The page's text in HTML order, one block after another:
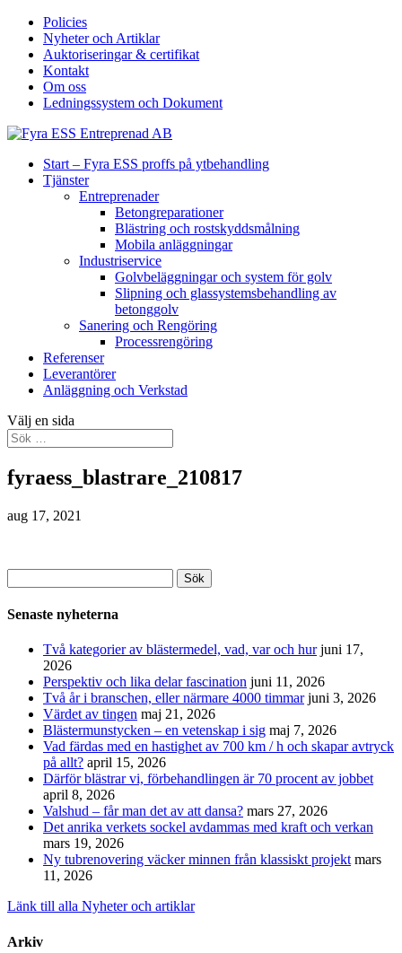
Policies
Nyheter och Artiklar
Auktoriseringar & certifikat
Kontakt
Om oss
Ledningssystem och Dokument
Start – Fyra ESS proffs på ytbehandling
Tjänster
Entreprenader
Betongreparationer
Blästring och rostskyddsmålning
Mobila anläggningar
Industriservice
Golvbeläggningar och system för golv
Slipning och glassystemsbehandling av
betonggolv
Sanering och Rengöring
Processrengöring
Referenser
Leverantörer
Anläggning och Verkstad
Välj en sida
fyraess_blastrare_210817
aug 17, 2021
efter:
Senaste nyheterna
Två kategorier av blästermedel, vad, var och hur juni 17,
2026
Perspektiv och lika delar fascination juni 11, 2026
Två år i branschen, eller närmare 4000 timmar juni 3, 2026
Värdet av tingen maj 21, 2026
Blästermunstycken – en vetenskap i sig maj 7, 2026
Vad färdas med en hastighet av 700 km / h och skapar avtryck
på allt? april 15, 2026
Därför blästrar vi, förbehandlingen är 70 procent av jobbet
april 8, 2026
Valshud – får man det av att dansa? mars 27, 2026
Det anrika verkets sockel avdammas med kraft och verkan
mars 19, 2026
Ny tubrenovering väcker minnen från klassiskt projekt mars
11, 2026
Länk till alla Nyheter och artiklar
Arkiv